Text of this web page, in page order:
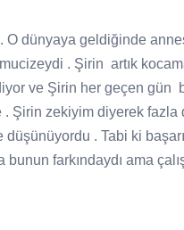
O dünyaya geldiğinde
. Şirin artık
ve Şirin her geçen gün
Şirin zekiyim diyerek fazla
. Tabi ki
farkındaydı ama